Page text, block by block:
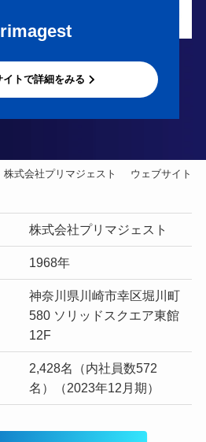
イトで詳細をみる
株式会社プリマジェスト ウェブサイト
株式会社プリマジェスト
1968年
神奈川県川崎市幸区堀川町
580 ソリッドスクエア東館
12F
2,428名（内社員数572
名）（2023年12月期）